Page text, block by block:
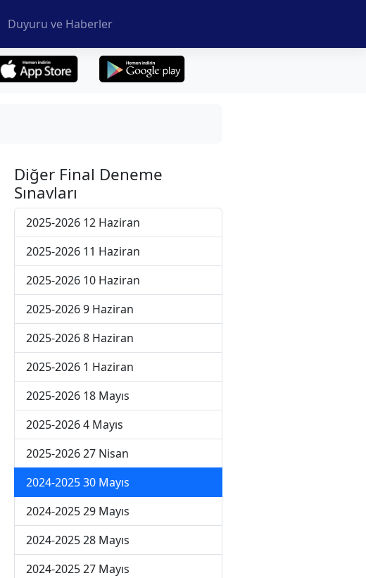
Duyuru ve Haberler
Diğer Final Deneme
Sınavları
2025-2026 12 Haziran
2025-2026 11 Haziran
2025-2026 10 Haziran
2025-2026 9 Haziran
2025-2026 8 Haziran
2025-2026 1 Haziran
2025-2026 18 Mayıs
2025-2026 4 Mayıs
2025-2026 27 Nisan
2024-2025 30 Mayıs
2024-2025 29 Mayıs
2024-2025 28 Mayıs
2024-2025 27 Mayıs